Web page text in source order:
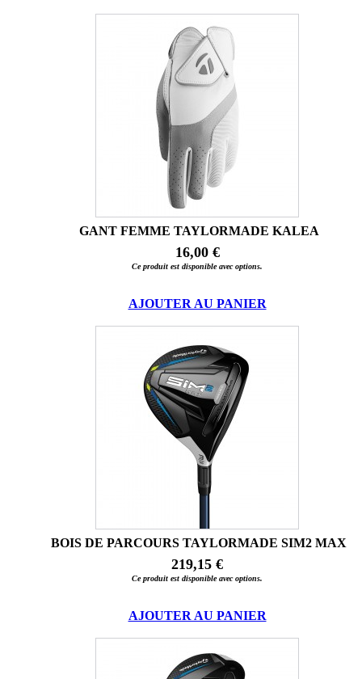
GANT FEMME TAYLORMADE KALEA
16,00 €
Ce produit est disponible avec options.
AJOUTER AU PANIER
BOIS DE PARCOURS TAYLORMADE SIM2 MAX
219,15 €
Ce produit est disponible avec options.
AJOUTER AU PANIER